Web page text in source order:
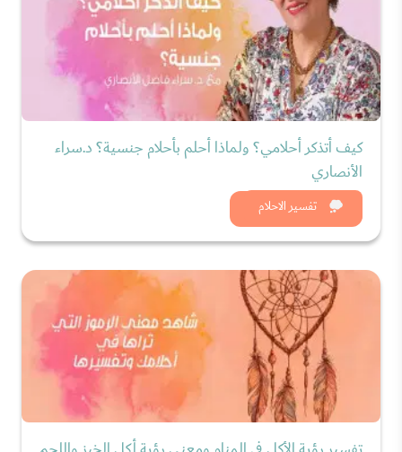
تفسير الاحلام
كيف أتذكر أحلامي؟ ولماذا أحلم بأحلام جنسية؟ د.سراء
الأنصاري
شاهد الان